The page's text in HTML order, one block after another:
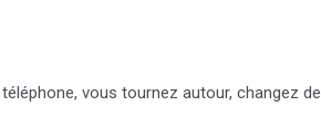
vous tournez autour, changez de